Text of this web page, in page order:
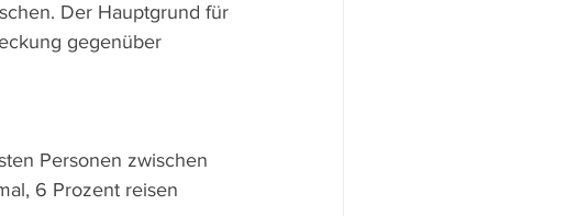
Der Hauptgrund für
gegenüber
Personen zwischen
6 Prozent reisen